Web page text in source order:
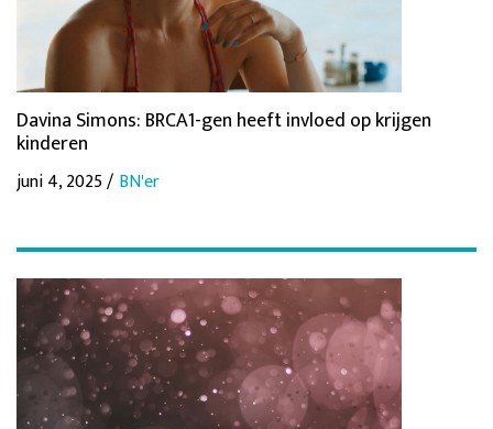
Davina Simons: BRCA1-gen heeft invloed op krijgen
kinderen
juni 4, 2025 / BN'er